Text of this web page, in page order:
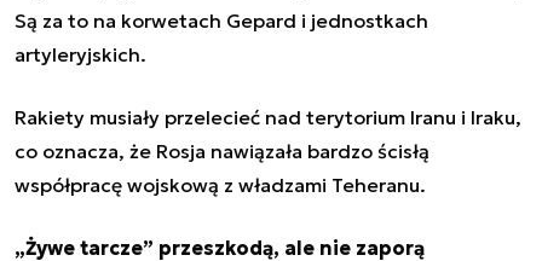
Są za to na korwetach Gepard i jednostkach
artyleryjskich.
Rakiety musiały przelecieć nad terytorium Iranu i Iraku,
co oznacza, że Rosja nawiązała bardzo ścisłą
współpracę wojskową z władzami Teheranu.
„Żywe tarcze” przeszkodą, ale nie zaporą